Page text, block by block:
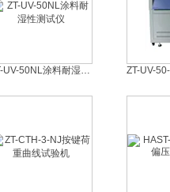
ZT-UV-50NL涂料耐湿性测试仪